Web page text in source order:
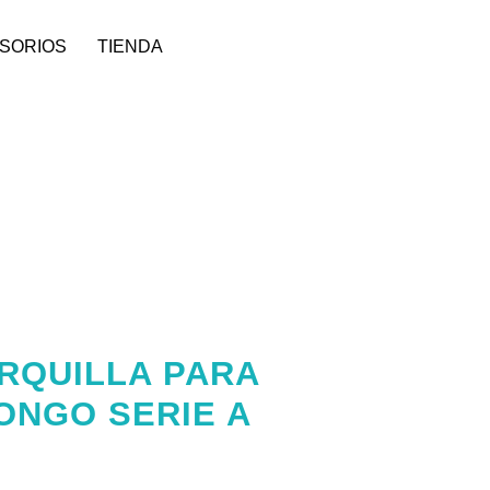
TIENDA
PARA
SERIE A